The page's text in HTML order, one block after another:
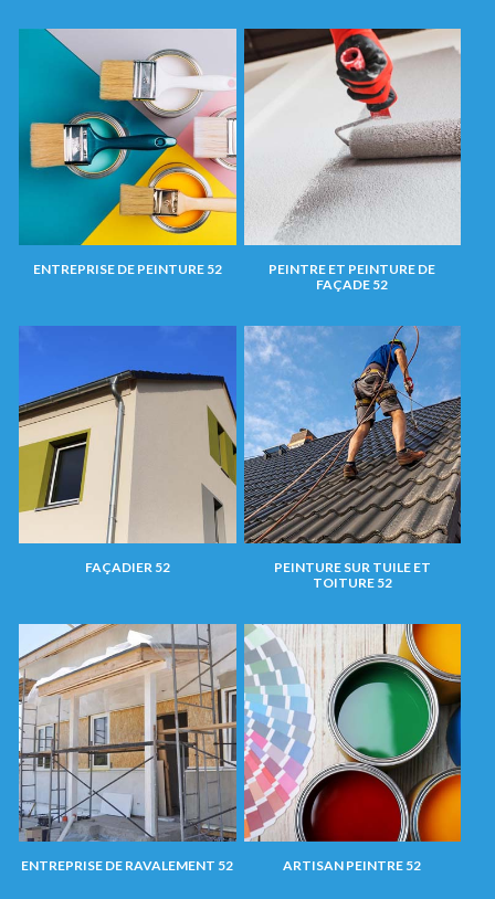
ENTREPRISE DE PEINTURE 52
PEINTRE ET PEINTURE DE
FAÇADE 52
FAÇADIER 52
PEINTURE SUR TUILE ET
TOITURE 52
ENTREPRISE DE RAVALEMENT 52 ARTISAN PEINTRE 52